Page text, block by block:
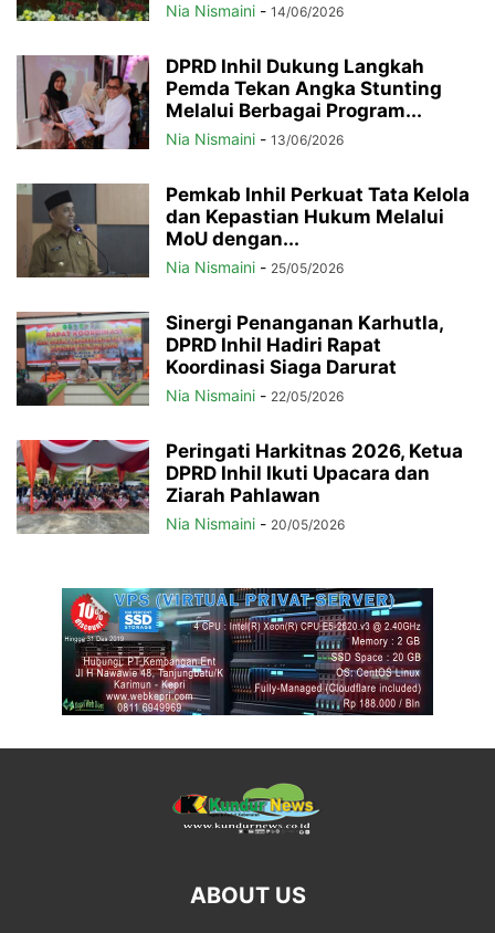
Nia Nismaini - 14/06/2026
DPRD Inhil Dukung Langkah
Pemda Tekan Angka Stunting
Melalui Berbagai Program...
Nia Nismaini - 13/06/2026
Pemkab Inhil Perkuat Tata Kelola
dan Kepastian Hukum Melalui
MoU dengan...
Nia Nismaini - 25/05/2026
Sinergi Penanganan Karhutla,
DPRD Inhil Hadiri Rapat
Koordinasi Siaga Darurat
Nia Nismaini - 22/05/2026
Peringati Harkitnas 2026, Ketua
DPRD Inhil Ikuti Upacara dan
Ziarah Pahlawan
Nia Nismaini - 20/05/2026
ABOUT US